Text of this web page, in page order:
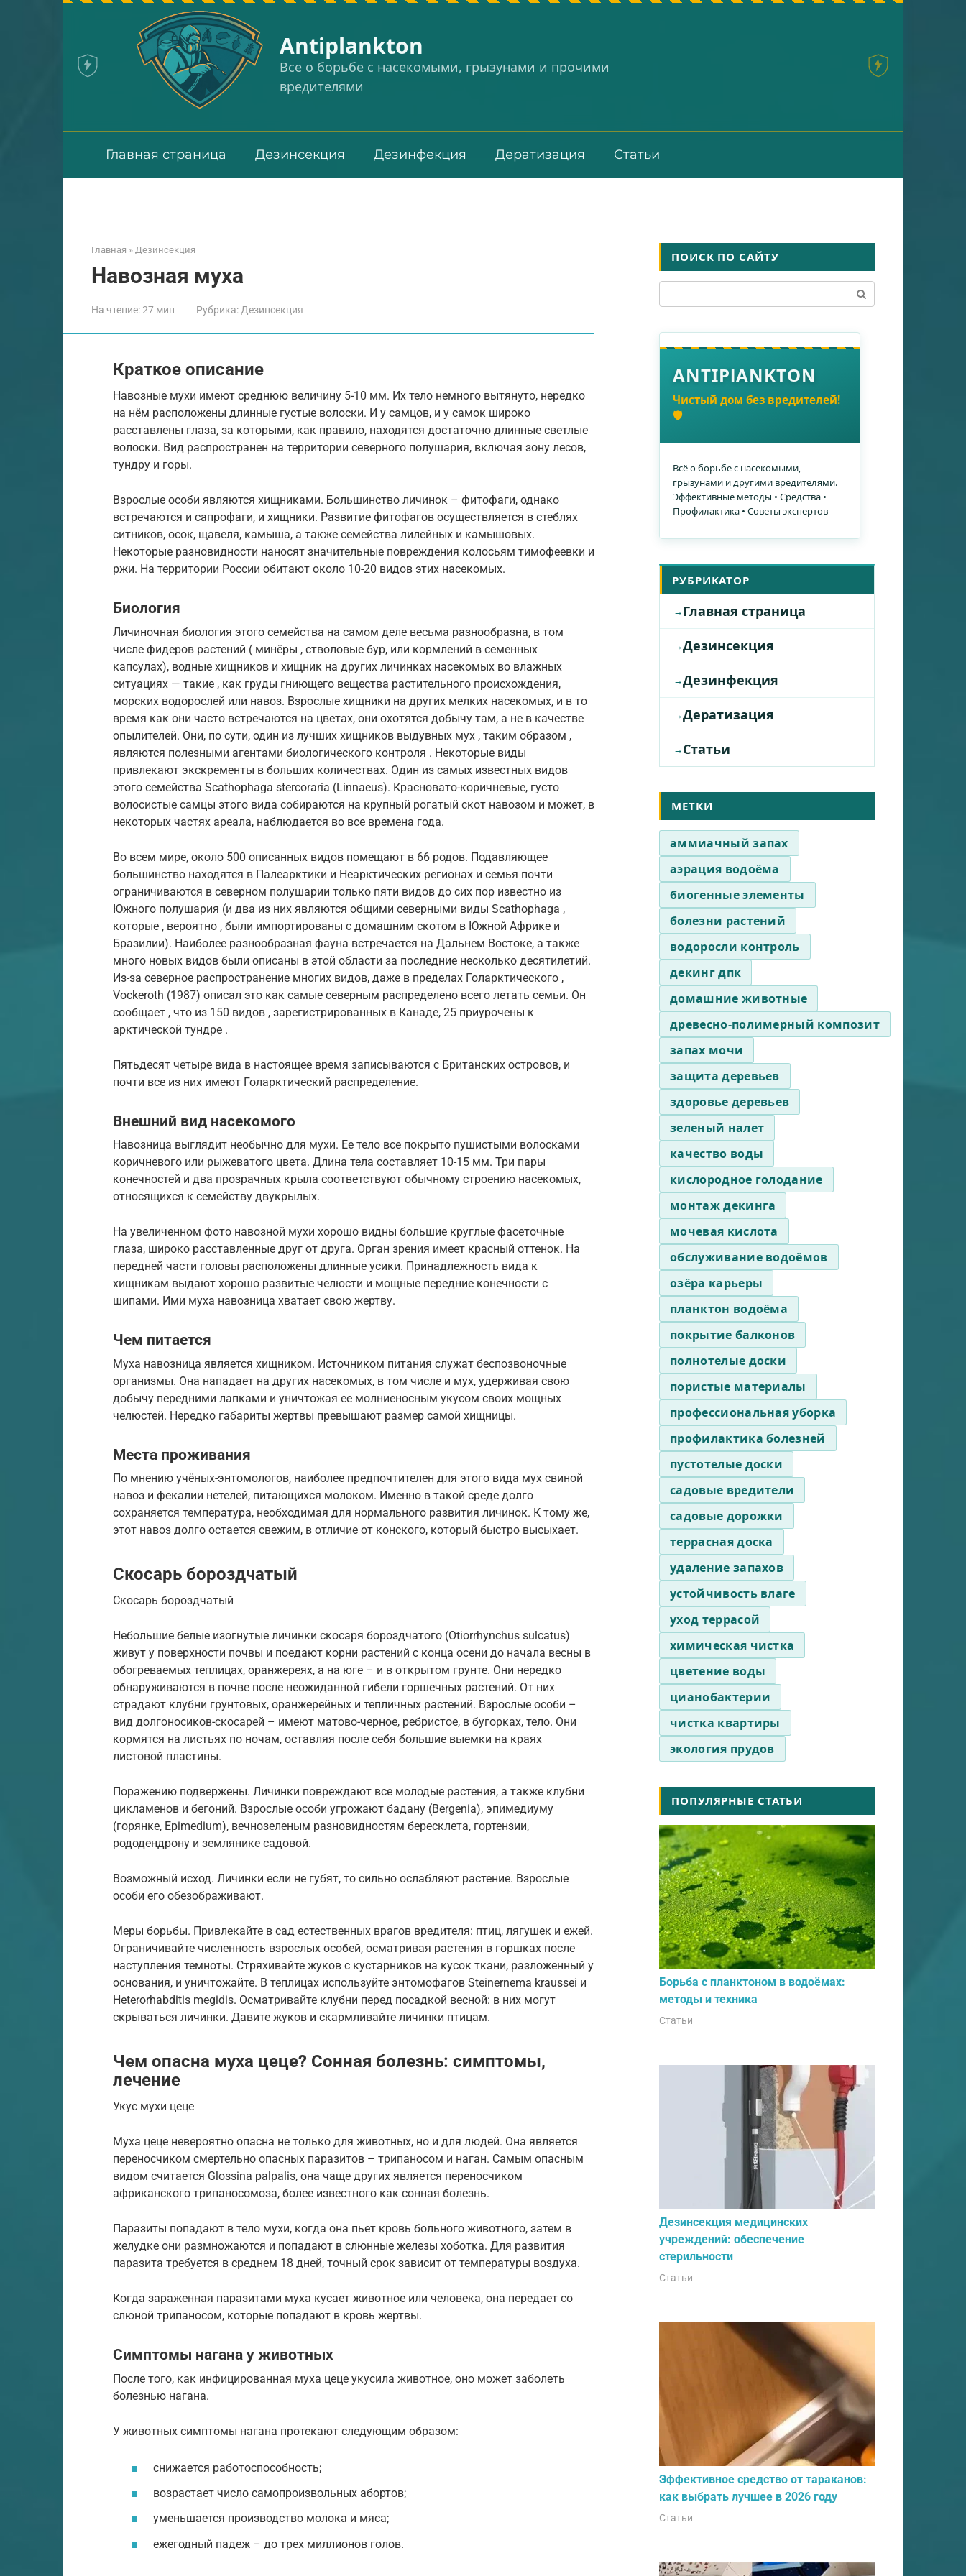
Аntiplankton
Все о борьбе с насекомыми, грызунами и прочими
вредителями
Главная страница Дезинсекция Дезинфекция Дератизация Статьи
Главная » Дезинсекция
Навозная муха
На чтение:27 мин Рубрика: Дезинсекция
Краткое описание
Навозные мухи имеют среднюю величину 5-10 мм. Их тело немного вытянуто, нередко
на нём расположены длинные густые волоски. И у самцов, и у самок широко
расставлены глаза, за которыми, как правило, находятся достаточно длинные светлые
волоски. Вид распространен на территории северного полушария, включая зону лесов,
тундру и горы.
Взрослые особи являются хищниками. Большинство личинок – фитофаги, однако
встречаются и сапрофаги, и хищники. Развитие фитофагов осуществляется в стеблях
ситников, осок, щавеля, камыша, а также семейства лилейных и камышовых.
Некоторые разновидности наносят значительные повреждения колосьям тимофеевки и
ржи. На территории России обитают около 10-20 видов этих насекомых.
Биология
Личиночная биология этого семейства на самом деле весьма разнообразна, в том
числе фидеров растений ( минёры , стволовые бур, или кормлений в семенных
капсулах), водные хищников и хищник на других личинках насекомых во влажных
ситуациях — такие , как груды гниющего вещества растительного происхождения,
морских водорослей или навоз. Взрослые хищники на других мелких насекомых, и в то
время как они часто встречаются на цветах, они охотятся добычу там, а не в качестве
опылителей. Они, по сути, один из лучших хищников выдувных мух , таким образом ,
являются полезными агентами биологического контроля . Некоторые виды
привлекают экскременты в больших количествах. Один из самых известных видов
этого семейства Scathophaga stercoraria (Linnaeus). Красновато-коричневые, густо
волосистые самцы этого вида собираются на крупный рогатый скот навозом и может, в
некоторых частях ареала, наблюдается во все времена года.
Во всем мире, около 500 описанных видов помещают в 66 родов. Подавляющее
большинство находятся в Палеарктики и Неарктических регионах и семья почти
ограничиваются в северном полушарии только пяти видов до сих пор известно из
Южного полушария (и два из них являются общими северными виды Scathophaga ,
которые , вероятно , были импортированы с домашним скотом в Южной Африке и
Бразилии). Наиболее разнообразная фауна встречается на Дальнем Востоке, а также
много новых видов были описаны в этой области за последние несколько десятилетий.
Из-за северное распространение многих видов, даже в пределах Голарктического ,
Vockeroth (1987) описал это как самые северным распределено всего летать семьи. Он
сообщает , что из 150 видов , зарегистрированных в Канаде, 25 приурочены к
арктической тундре .
Пятьдесят четыре вида в настоящее время записываются с Британских островов, и
почти все из них имеют Голарктический распределение.
Внешний вид насекомого
Навозница выглядит необычно для мухи. Ее тело все покрыто пушистыми волосками
коричневого или рыжеватого цвета. Длина тела составляет 10-15 мм. Три пары
конечностей и два прозрачных крыла соответствуют обычному строению насекомых,
относящихся к семейству двукрылых.
На увеличенном фото навозной мухи хорошо видны большие круглые фасеточные
глаза, широко расставленные друг от друга. Орган зрения имеет красный оттенок. На
передней части головы расположены длинные усики. Принадлежность вида к
хищникам выдают хорошо развитые челюсти и мощные передние конечности с
шипами. Ими муха навозница хватает свою жертву.
Чем питается
Муха навозница является хищником. Источником питания служат беспозвоночные
организмы. Она нападает на других насекомых, в том числе и мух, удерживая свою
добычу передними лапками и уничтожая ее молниеносным укусом своих мощных
челюстей. Нередко габариты жертвы превышают размер самой хищницы.
Места проживания
По мнению учёных-энтомологов, наиболее предпочтителен для этого вида мух свиной
навоз и фекалии нетелей, питающихся молоком. Именно в такой среде долго
сохраняется температура, необходимая для нормального развития личинок. К тому же,
этот навоз долго остается свежим, в отличие от конского, который быстро высыхает.
Скосарь бороздчатый
Скосарь бороздчатый
Небольшие белые изогнутые личинки скосаря бороздчатого (Otiorrhynchus sulcatus)
живут у поверхности почвы и поедают корни растений с конца осени до начала весны в
обогреваемых теплицах, оранжереях, а на юге – и в открытом грунте. Они нередко
обнаруживаются в почве после неожиданной гибели горшечных растений. От них
страдают клубни грунтовых, оранжерейных и тепличных растений. Взрослые особи –
вид долгоносиков-скосарей – имеют матово-черное, ребристое, в бугорках, тело. Они
кормятся на листьях по ночам, оставляя после себя большие выемки на краях
листовой пластины.
Поражению подвержены. Личинки повреждают все молодые растения, а также клубни
цикламенов и бегоний. Взрослые особи угрожают бадану (Bergenia), эпимедиуму
(горянке, Epimedium), вечнозеленым разновидностям бересклета, гортензии,
рододендрону и землянике садовой.
Возможный исход. Личинки если не губят, то сильно ослабляют растение. Взрослые
особи его обезображивают.
Меры борьбы. Привлекайте в сад естественных врагов вредителя: птиц, лягушек и ежей.
Ограничивайте численность взрослых особей, осматривая растения в горшках после
наступления темноты. Стряхивайте жуков с кустарников на кусок ткани, разложенный у
основания, и уничтожайте. В теплицах используйте энтомофагов Steinernema kraussei и
Heterorhabditis megidis. Осматривайте клубни перед посадкой весной: в них могут
скрываться личинки. Давите жуков и скармливайте личинки птицам.
Чем опасна муха цеце? Сонная болезнь: симптомы,
лечение
Укус мухи цеце
Муха цеце невероятно опасна не только для животных, но и для людей. Она является
переносчиком смертельно опасных паразитов – трипаносом и наган. Самым опасным
видом считается Glossina palpalis, она чаще других является переносчиком
африканского трипаносомоза, более известного как сонная болезнь.
Паразиты попадают в тело мухи, когда она пьет кровь больного животного, затем в
желудке они размножаются и попадают в слюнные железы хоботка. Для развития
паразита требуется в среднем 18 дней, точный срок зависит от температуры воздуха.
Когда зараженная паразитами муха кусает животное или человека, она передает со
слюной трипаносом, которые попадают в кровь жертвы.
Симптомы нагана у животных
После того, как инфицированная муха цеце укусила животное, оно может заболеть
болезнью нагана.
У животных симптомы нагана протекают следующим образом:
снижается работоспособность;
возрастает число самопроизвольных абортов;
уменьшается производство молока и мяса;
ежегодный падеж – до трех миллионов голов.
ПОИСК ПО САЙТУ
ANTIPlANKTON
Чистый дом без вредителей!
🛡️
Всё о борьбе с насекомыми,
грызунами и другими вредителями.
Эффективные методы • Средства •
Профилактика • Советы экспертов
РУБРИКАТОР
Главная страница
Дезинсекция
Дезинфекция
Дератизация
Статьи
МЕТКИ
аммиачный запах
аэрация водоёма
биогенные элементы
болезни растений
водоросли контроль
декинг дпк
домашние животные
древесно-полимерный композит
запах мочи
защита деревьев
здоровье деревьев
зеленый налет
качество воды
кислородное голодание
монтаж декинга
мочевая кислота
обслуживание водоёмов
озёра карьеры
планктон водоёма
покрытие балконов
полнотелые доски
пористые материалы
профессиональная уборка
профилактика болезней
пустотелые доски
садовые вредители
садовые дорожки
террасная доска
удаление запахов
устойчивость влаге
уход террасой
химическая чистка
цветение воды
цианобактерии
чистка квартиры
экология прудов
ПОПУЛЯРНЫЕ СТАТЬИ
Борьба с планктоном в водоёмах:
методы и техника
Статьи
Дезинсекция медицинских
учреждений: обеспечение
стерильности
Статьи
Эффективное средство от тараканов:
как выбрать лучшее в 2026 году
Статьи